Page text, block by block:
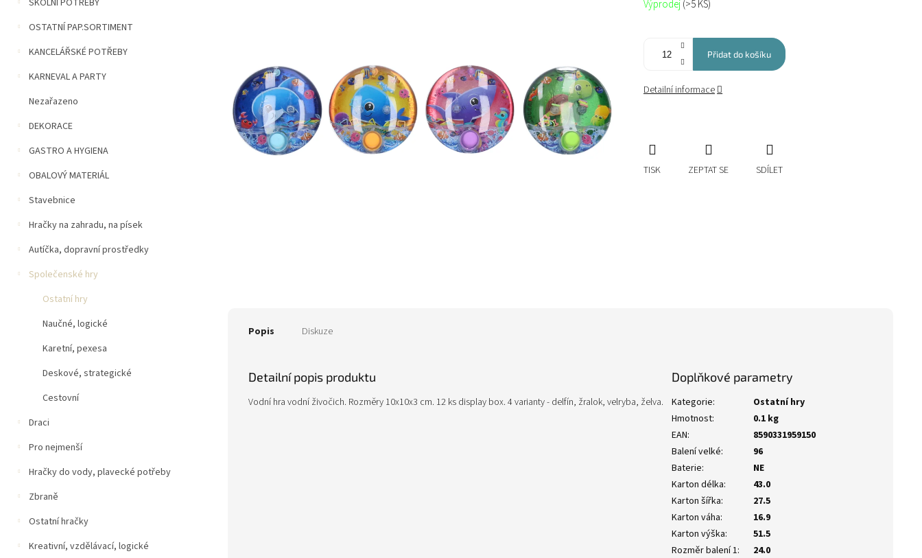
p
a
e
ŠKOLNÍ POTŘEBY
OSTATNÍ PAP.SORTIMENT
KANCELÁŘSKÉ POTŘEBY
KARNEVAL A PARTY
Nezařazeno
DEKORACE
GASTRO A HYGIENA
OBALOVÝ MATERIÁL
Stavebnice
Hračky na zahradu, na písek
Autíčka, dopravní prostředky
Společenské hry
Ostatní hry
Naučné, logické
Karetní, pexesa
Deskové, strategické
Cestovní
Draci
Pro nejmenší
Hračky do vody, plavecké potřeby
Zbraně
Ostatní hračky
Kreativní, vzdělávací, logické
cena:
Výprodej(>5 KS)
Přidat do košíku
Detailní informace
TISK ZEPTAT SE SDÍLET
Popis Diskuze
Detailní popis produktu
Vodní hra vodní živočich. Rozměry 10x10x3 cm. 12 ks display box. 4 varianty - delfín, žralok, velryba, želva.
Doplňkové parametry
Kategorie:
Ostatní hry
Hmotnost:
0.1 kg
EAN:
8590331959150
Balení velké:
96
Baterie:
NE
Karton délka:
43.0
Karton šířka:
27.5
Karton váha:
16.9
Karton výška:
51.5
Rozměr balení 1:
24.0